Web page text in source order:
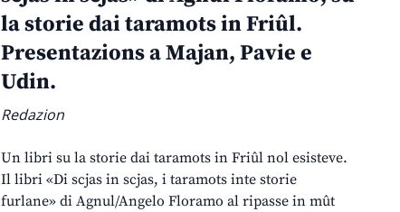
la storie dai taramots in Friûl.
Presentazions a Majan, Pavie e
Udin.
Redazion
Un libri su la storie dai taramots in Friûl nol esisteve.
Il libri «Di scjas in scjas, i taramots inte storie
furlane» di Agnul/Angelo Floramo al ripasse in mût